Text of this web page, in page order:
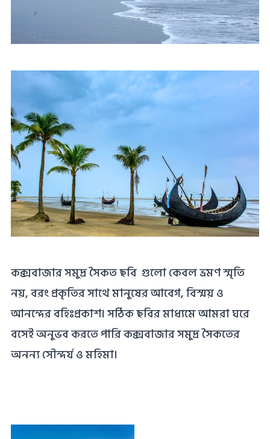
কক্সবাজার সমুদ্র সৈকত ছবি গুলো কেবল ভ্রমণ স্মৃতি
নয়, বরং প্রকৃতির সাথে মানুষের আবেগ, বিস্ময় ও
আনন্দের বহিঃপ্রকাশ। সঠিক ছবির মাধ্যমে আমরা ঘরে
বসেই অনুভব করতে পারি কক্সবাজার সমুদ্র সৈকতের
অনন্য সৌন্দর্য ও মহিমা।